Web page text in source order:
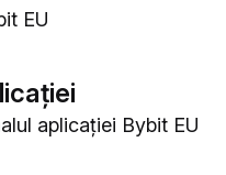
EU
aplicației Bybit EU